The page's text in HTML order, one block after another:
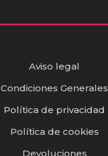
Aviso legal
Condiciones Generales
Política de privacidad
Política de cookies
Devoluciones